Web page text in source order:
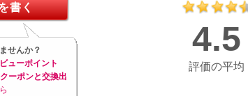
4.5
評価の平均
書く
せんか？
ューポイント
ーポンと交換出